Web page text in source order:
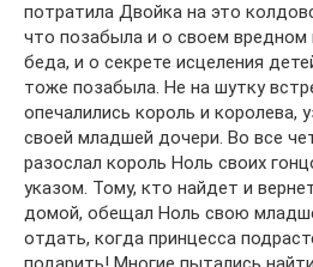
потратила Двойка на это
что позабыла и о своем вредном
беда, и о секрете исцеления
тоже позабыла. Не на шутку
опечалились король и королева,
своей младшей дочери. Во все
разослал король Ноль своих
указом. Тому, кто найдет и
домой, обещал Ноль свою
отдать, когда принцесса